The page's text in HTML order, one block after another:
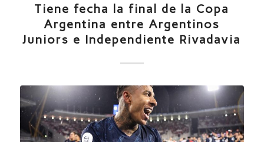
Tiene fecha la final de la Copa
Argentina entre Argentinos
Juniors e Independiente Rivadavia